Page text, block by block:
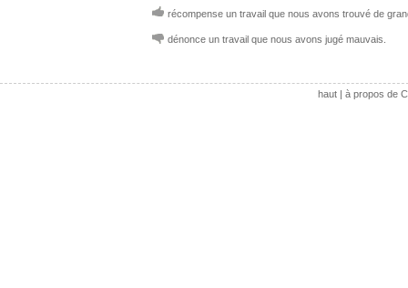
récompense un travail que nous avons trouvé de
dénonce un travail que nous avons jugé mauvais.
haut| à propos de